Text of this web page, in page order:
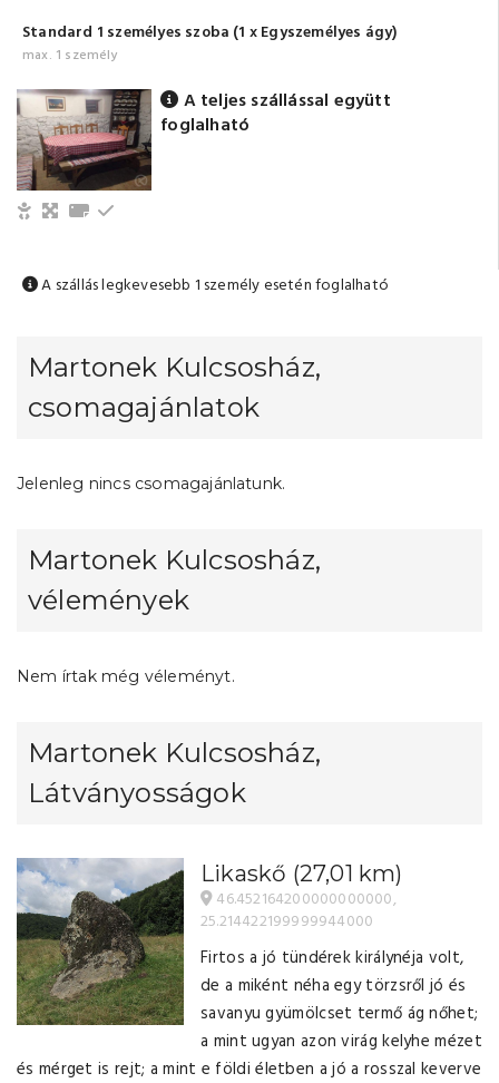
Standard 1 személyes szoba (1 x Egyszemélyes ágy)
max. 1 személy
Gyerek- és bababarát
Nappali, közös tér
Törölközők
A teljes szállással együtt
foglalható
A szállás legkevesebb 1 személy esetén foglalható
Martonek Kulcsosház,
csomagajánlatok
Jelenleg nincs csomagajánlatunk.
Martonek Kulcsosház,
vélemények
Nem írtak még véleményt.
Martonek Kulcsosház,
Látványosságok
Likaskő (27,01 km)
46.452164200000000000,
25.214422199999944000
Firtos a jó tündérek királynéja volt,
de a miként néha egy törzsről jó és
savanyu gyümölcset termő ág nőhet;
a mint ugyan azon virág kelyhe mézet
és mérget is rejt; a mint e földi életben a jó a rosszal keverve